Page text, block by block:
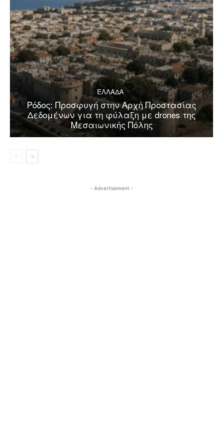
ΕΛΛΑΔΑ
Ρόδος: Προσφυγή στην Αρχή Προστασίας
Δεδομένων για τη φύλαξη με drones της
Μεσαιωνικής Πόλης
- Advertisement -